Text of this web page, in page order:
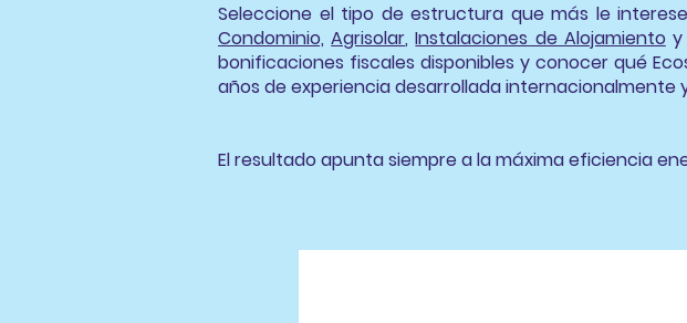
Seleccione el tipo de estructura que más le
Condominio, Agrisolar,Instalaciones de Alojamiento y
bonificaciones fiscales disponibles y conocer qué
años de experiencia desarrollada internacionalmente
El resultado apunta siempre a la máxima eficiencia